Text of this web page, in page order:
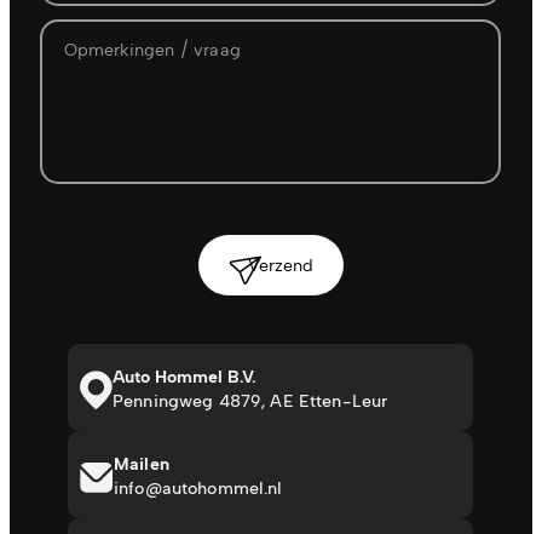
Verzend
Auto Hommel B.V.
Penningweg 4879, AE Etten-Leur
Mailen
info@autohommel.nl